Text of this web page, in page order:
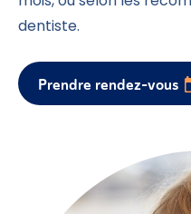
dentiste.
Prendre rendez-vous